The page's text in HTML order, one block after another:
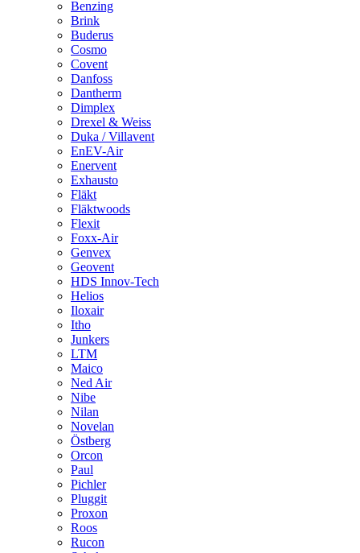
Benzing
Brink
Buderus
Cosmo
Covent
Danfoss
Dantherm
Dimplex
Drexel & Weiss
Duka / Villavent
EnEV-Air
Enervent
Exhausto
Fläkt
Fläktwoods
Flexit
Foxx-Air
Genvex
Geovent
HDS Innov-Tech
Helios
Iloxair
Itho
Junkers
LTM
Maico
Ned Air
Nibe
Nilan
Novelan
Östberg
Orcon
Paul
Pichler
Pluggit
Proxon
Roos
Rucon